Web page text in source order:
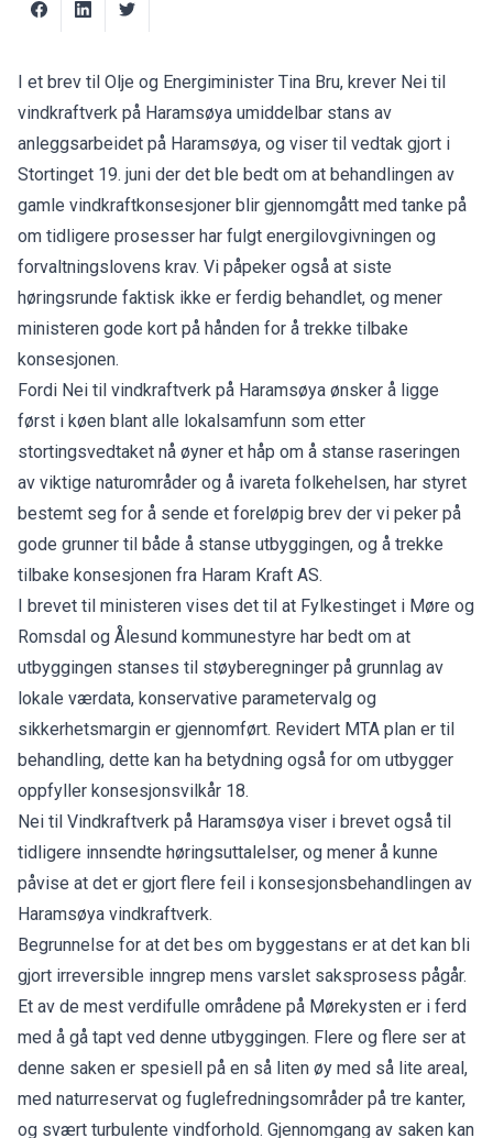
I et brev til Olje og Energiminister Tina Bru, krever Nei til
vindkraftverk på Haramsøya umiddelbar stans av
anleggsarbeidet på Haramsøya, og viser til vedtak gjort i
Stortinget 19. juni der det ble bedt om at behandlingen av
gamle vindkraftkonsesjoner blir gjennomgått med tanke på
om tidligere prosesser har fulgt energilovgivningen og
forvaltningslovens krav. Vi påpeker også at siste
høringsrunde faktisk ikke er ferdig behandlet, og mener
ministeren gode kort på hånden for å trekke tilbake
konsesjonen.
Fordi Nei til vindkraftverk på Haramsøya ønsker å ligge
først i køen blant alle lokalsamfunn som etter
stortingsvedtaket nå øyner et håp om å stanse raseringen
av viktige naturområder og å ivareta folkehelsen, har styret
bestemt seg for å sende et foreløpig brev der vi peker på
gode grunner til både å stanse utbyggingen, og å trekke
tilbake konsesjonen fra Haram Kraft AS.
I brevet til ministeren vises det til at Fylkestinget i Møre og
Romsdal og Ålesund kommunestyre har bedt om at
utbyggingen stanses til støyberegninger på grunnlag av
lokale værdata, konservative parametervalg og
sikkerhetsmargin er gjennomført. Revidert MTA plan er til
behandling, dette kan ha betydning også for om utbygger
oppfyller konsesjonsvilkår 18.
Nei til Vindkraftverk på Haramsøya viser i brevet også til
tidligere innsendte høringsuttalelser, og mener å kunne
påvise at det er gjort flere feil i konsesjonsbehandlingen av
Haramsøya vindkraftverk.
Begrunnelse for at det bes om byggestans er at det kan bli
gjort irreversible inngrep mens varslet saksprosess pågår.
Et av de mest verdifulle områdene på Mørekysten er i ferd
med å gå tapt ved denne utbyggingen. Flere og flere ser at
denne saken er spesiell på en så liten øy med så lite areal,
med naturreservat og fuglefredningsområder på tre kanter,
og svært turbulente vindforhold. Gjennomgang av saken kan